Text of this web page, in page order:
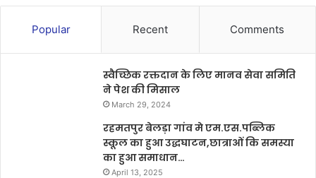
Popular Recent Comments
स्वैच्छिक रक्तदान के लिए मानव सेवा समिति
ने पेश की मिसाल
March 29, 2024
रहमतपुर बेलड़ा गांव मे एम.एस.पब्लिक
स्कूल का हुआ उद्धघाटन,छात्राओं कि समस्या
का हुआ समाधान…
April 13, 2025